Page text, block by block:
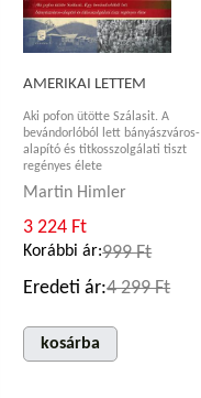
AMERIKAI LETTEM
Aki pofon ütötte Szálasit. A
bevándorlóból lett bányászváros-
alapító és titkosszolgálati tiszt
regényes élete
Martin Himler
3 224 Ft
Korábbi ár:999 Ft
Eredeti ár:4 299 Ft
kosárba